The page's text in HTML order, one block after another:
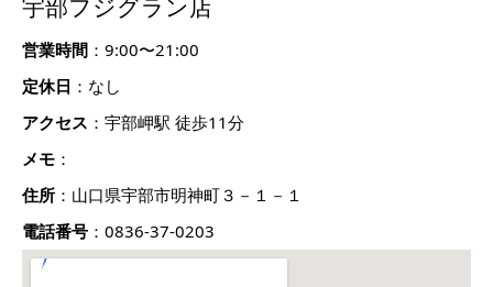
宇部フジグラン店
営業時間 ：9:00〜21:00
定休日 ：なし
アクセス ：宇部岬駅 徒歩11分
メモ ：
住所 ：山口県宇部市明神町３－１－１
電話番号 ：0836-37-0203